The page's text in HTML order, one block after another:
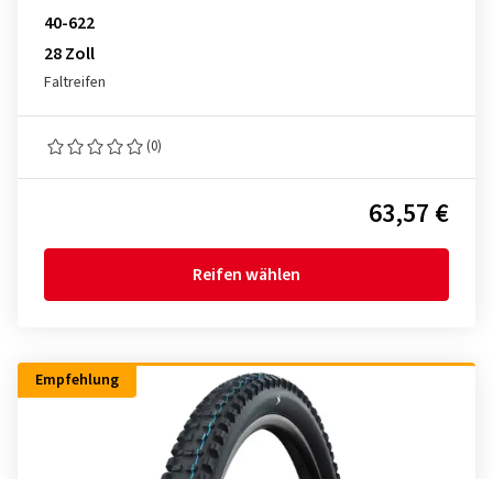
40-622
28 Zoll
Faltreifen
(0)
63,57 €
Reifen wählen
Empfehlung